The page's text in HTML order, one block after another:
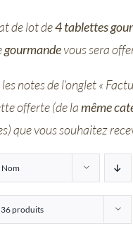
de lot de4 tablettes
gourmandevous sera
notes de l’onglet «
offerte (de lamême
que vous souhaitez
Nom
36 produits